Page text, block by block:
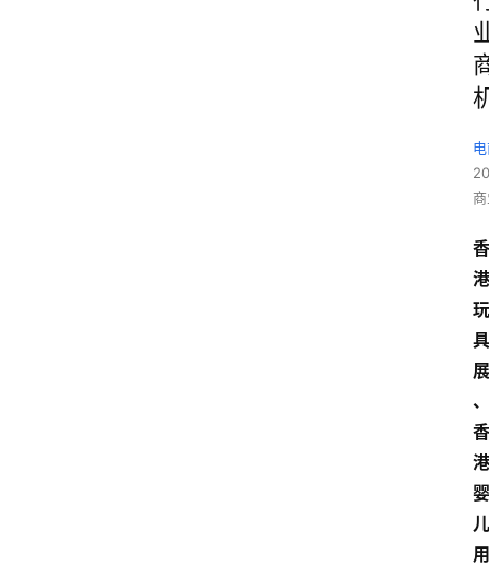
香
港
玩
具
展
、
香
港
婴
儿
用